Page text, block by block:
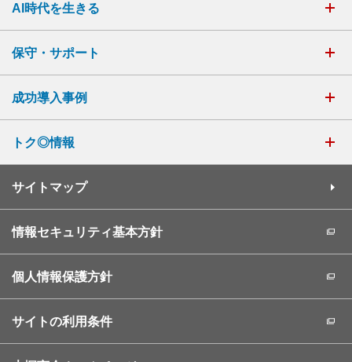
AI時代を生きる
保守・サポート
成功導入事例
トク◎情報
サイトマップ
情報セキュリティ基本方針
個人情報保護方針
サイトの利用条件